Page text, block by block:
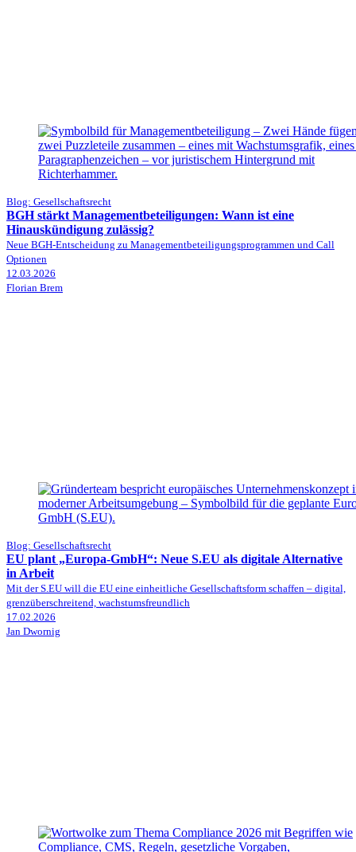
Blog: Gesellschaftsrecht
BGH stärkt Managementbeteiligungen: Wann ist eine
Hinauskündigung zulässig?
Neue BGH-Entscheidung zu Managementbeteiligungsprogrammen und Call
Optionen
12.03.2026
Florian Brem
Blog: Gesellschaftsrecht
EU plant „Europa-GmbH“: Neue S.EU als digitale Alternative
in Arbeit
Mit der S.EU will die EU eine einheitliche Gesellschaftsform schaffen – digital,
grenzüberschreitend, wachstumsfreundlich
17.02.2026
Jan Dwornig